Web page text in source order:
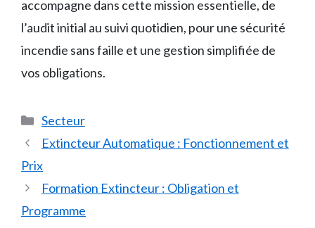
accompagne dans cette mission essentielle, de
l’audit initial au suivi quotidien, pour une sécurité
incendie sans faille et une gestion simplifiée de
vos obligations.
Catégories
Secteur
Extincteur Automatique : Fonctionnement et
Prix
Formation Extincteur : Obligation et
Programme